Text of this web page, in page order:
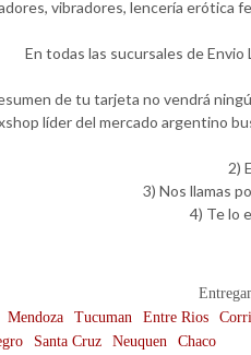
vibradores, lencería erótica
En todas las sucursales de
de tu tarjeta no vendrá
líder del mercado argentino
2)
3) Nos llamas
4) Te lo
Mendoza Tucuman Entre Rios
Santa Cruz Neuquen
Chaco